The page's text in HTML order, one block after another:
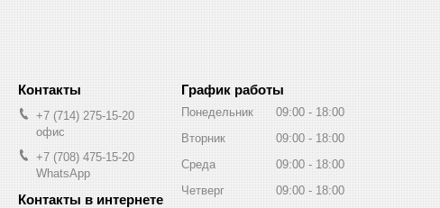
+7 (714) 275-15-20
офис
+7 (708) 475-15-20
WhatsApp
График работы
Понедельник 09:00
18:00
Вторник
09:00
18:00
Среда
09:00
18:00
Четверг
09:00
18:00